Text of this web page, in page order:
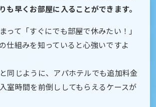
も早くお部屋に入ることができます。
って「すぐにでも部屋で休みたい！」
仕組みを知っていると心強いですよ
同じように、アパホテルでも追加料金
室時間を前倒ししてもらえるケースが